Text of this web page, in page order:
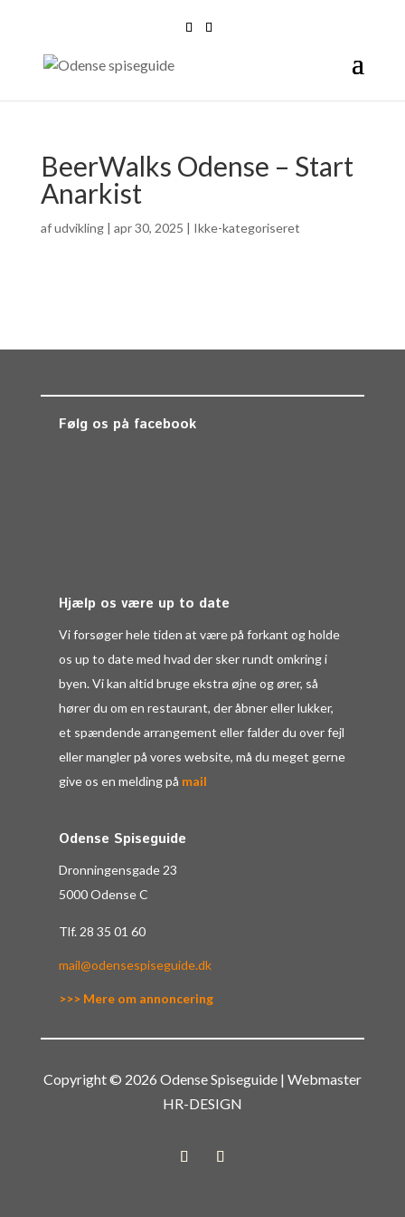
BeerWalks Odense – Start
Anarkist
afudvikling| apr 30, 2025 | Ikke-kategoriseret
Følg os på facebook
Hjælp os være up to date
Vi forsøger hele tiden at være på forkant og holde
os up to date med hvad der sker rundt omkring i
byen. Vi kan altid bruge ekstra øjne og ører, så
hører du om en restaurant, der åbner eller lukker,
et spændende arrangement eller falder du over fejl
eller mangler på vores website, må du meget gerne
give os en melding på mail
Odense Spiseguide
Dronningensgade 23
5000 Odense C
Tlf. 28 35 01 60
mail@odensespiseguide.dk
>>> Mere om annoncering
Copyright © 2026 Odense Spiseguide | Webmaster
HR-DESIGN